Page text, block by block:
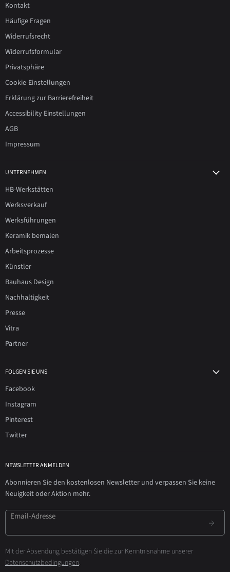
Kontakt
Häufige Fragen
Widerrufsrecht
Widerrufsformular
Privatsphäre
Cookie-Einstellungen
Erklärung zur Barrierefreiheit
Accessibility Einstellungen
AGB
Impressum
UNTERNEHMEN
HB-Werkstätten
Werksverkauf
Werksführungen
Keramik bemalen
Arbeitsprozesse
Künstler
Bauhaus Design
Nachhaltigkeit
Presse
Vitra
Partner
FOLGEN SIE UNS
Facebook
Instagram
Pinterest
Twitter
NEWSLETTER ANMELDEN
Abonnieren Sie den kostenlosen Newsletter und verpassen Sie keine
Neuigkeit oder Aktion mehr.
Email-Adresse
Mit der Absendung bestätigen Sie die zur Kenntnisnahme unserer
Datenschutzbedingungen.